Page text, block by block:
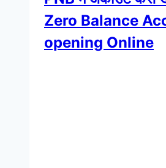
Zero Balance
opening Online